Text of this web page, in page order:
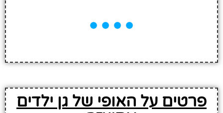
פרטים על האופי של גן ילדים